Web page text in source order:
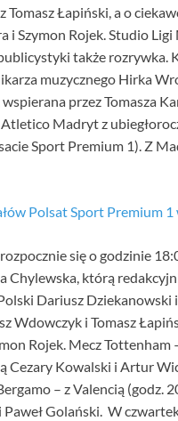
Łapiński, a o
i Szymon Rojek. Studio
także rozrywka.
muzycznego Hirka
przez Tomasza
Madryt z
Sport Premium 1). Z
Polsat Sport Premium
się o godzinie
Chylewska, którą
Dariusz Dziekanowski
Wdowczyk i Tomasz
Rojek. Mecz Tottenham
Cezary Kowalski i Artur
– z Valencią (godz.
Golański. W